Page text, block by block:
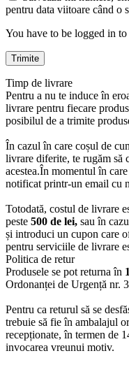
pentru data viitoare când o
You have to be logged in
Timp de livrare
Pentru a nu te induce în
livrare pentru fiecare
posibilul de a trimite
În cazul în care coșul de
livrare diferite, te rugăm să
acestea.În momentul în
notificat printr-un email cu
Totodată, costul de livrare
peste 500 de lei, sau în
și introduci un cupon care
pentru serviciile de livrare
Politica de retur
Produsele se pot returna în
Ordonanței de Urgență nr.
Pentru ca returul să se
trebuie să fie în ambalajul
recepționate, în termen de
invocarea vreunui motiv.